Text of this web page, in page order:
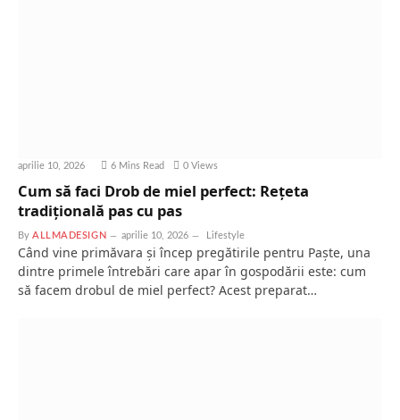
aprilie 10, 2026 6 Mins Read 0 Views
Cum să faci Drob de miel perfect: Rețeta
tradițională pas cu pas
By ALLMADESIGN aprilie 10, 2026 Lifestyle
Când vine primăvara și încep pregătirile pentru Paște, una
dintre primele întrebări care apar în gospodării este: cum
să facem drobul de miel perfect? Acest preparat…